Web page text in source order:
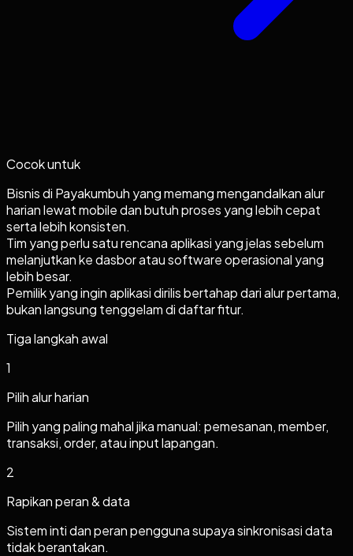
Cocok untuk
Bisnis di Payakumbuh yang memang mengandalkan alur
harian lewat mobile dan butuh proses yang lebih cepat
serta lebih konsisten.
Tim yang perlu satu rencana aplikasi yang jelas sebelum
melanjutkan ke dasbor atau software operasional yang
lebih besar.
Pemilik yang ingin aplikasi dirilis bertahap dari alur pertama,
bukan langsung tenggelam di daftar fitur.
Tiga langkah awal
1
Pilih alur harian
Pilih yang paling mahal jika manual: pemesanan, member,
transaksi, order, atau input lapangan.
2
Rapikan peran & data
Sistem inti dan peran pengguna supaya sinkronisasi data
tidak berantakan.